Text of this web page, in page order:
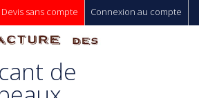
Connexion au compte
Devis sans compte
de